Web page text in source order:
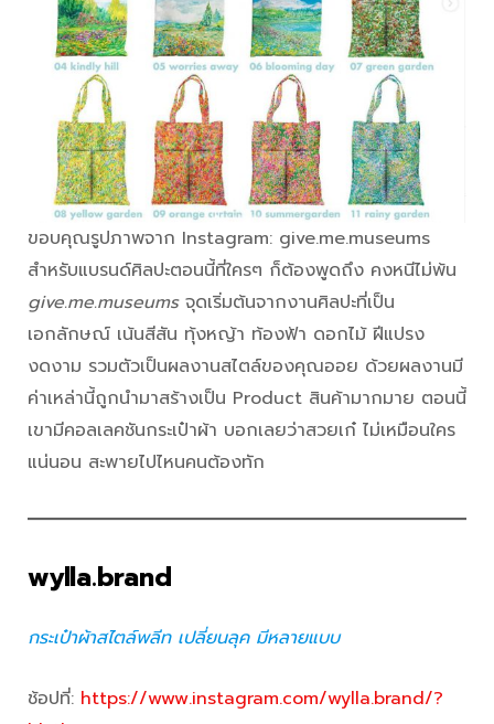
ขอบคุณรูปภาพจาก Instagram: give.me.museums
สำหรับแบรนด์ศิลปะตอนนี้ที่ใครๆ ก็ต้องพูดถึง คงหนีไม่พ้น
give.me.museumsจุดเริ่มต้นจากงานศิลปะที่เป็น
เอกลักษณ์ เน้นสีสัน ทุ้งหญ้า ท้องฟ้า ดอกไม้ ฝีแปรง
งดงาม รวมตัวเป็นผลงานสไตล์ของคุณออย ด้วยผลงานมี
ค่าเหล่านี้ถูกนำมาสร้างเป็น Product สินค้ามากมาย ตอนนี้
เขามีคอลเลคชันกระเป๋าผ้า บอกเลยว่าสวยเก๋ ไม่เหมือนใคร
แน่นอน สะพายไปไหนคนต้องทัก
wylla.brand
กระเป๋าผ้าสไตล์พลีท เปลี่ยนลุค มีหลายแบบ
ช้อปที่: https://www.instagram.com/wylla.brand/?